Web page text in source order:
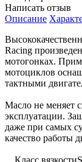
Написать отзыв
Описание
Racing
мотогонках.
мотоциклов
тактными
Масло не меняет
эксплуатации.
даже при самых
качество работы
Класс